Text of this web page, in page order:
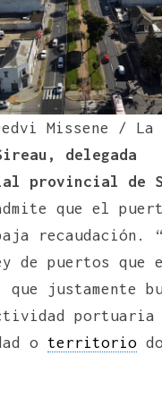
Missene / La
delegada
provincial de
que el
recaudación.
de puertos que
justamente
o territorio